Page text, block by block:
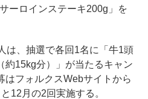
ーロインステーキ200g」を
、抽選で各回1名に「牛1頭
約15kg分）」が当たるキャン
はフォルクスWebサイトから
12月の2回実施する。